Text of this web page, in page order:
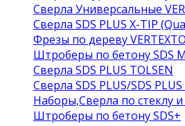
Сверла Универсальные
Сверла SDS PLUS X-TIP
Фрезы по дереву
Штроберы по бетону SDS
Сверла SDS PLUS TOLSEN
Сверла SDS PLUS/SDS
Наборы,Сверла по стеклу
Штроберы по бетону SDS+